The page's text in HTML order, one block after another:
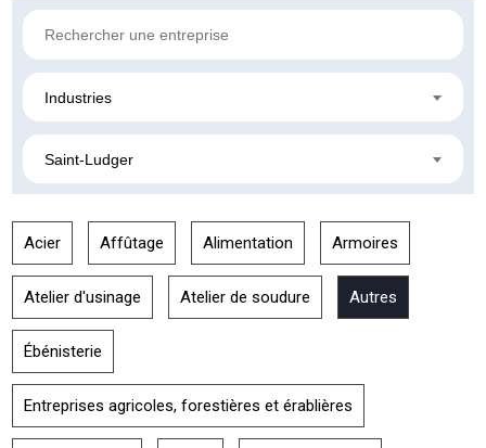
Industries
Saint-Ludger
Acier Affûtage Alimentation Armoires
Atelier d'usinage Atelier de soudure Autres
Ébénisterie
Entreprises agricoles, forestières et érablières